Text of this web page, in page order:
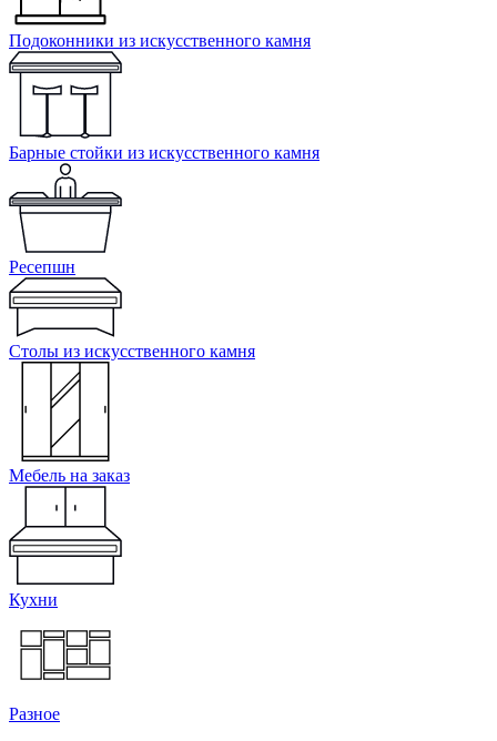
Подоконники из искусственного камня
Барные стойки из искусственного камня
Ресепшн
Cтолы из искусственного камня
Мебель на заказ
Кухни
Разное